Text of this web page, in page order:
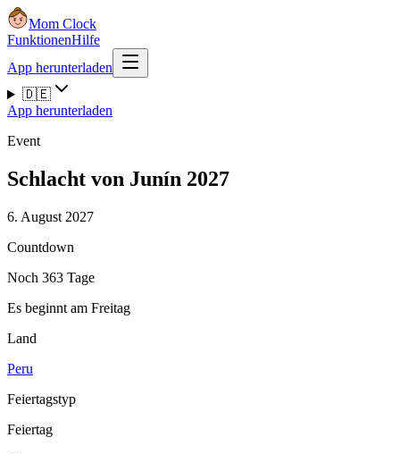
Mom Clock
FunktionenHilfe
App herunterladen
🇩🇪
App herunterladen
Event
Schlacht von Junín 2027
6. August 2027
Countdown
Noch 363 Tage
Es beginnt am Freitag
Land
Peru
Feiertagstyp
Feiertag